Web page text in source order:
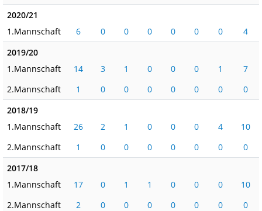
2020/21
1.Mannschaft
6 0 0 0 0 0 0
4
2019/20
1.Mannschaft
14 3 1 0 0 0 1
7
2.Mannschaft
1 0 0 0 0 0 0
0
2018/19
1.Mannschaft
26 2 1 0 0 0 4
10
2.Mannschaft
1 0 0 0 0 0 0
0
2017/18
1.Mannschaft
17 0 1 1 0 0 0
10
2.Mannschaft
2 0 0 0 0 0 0
0